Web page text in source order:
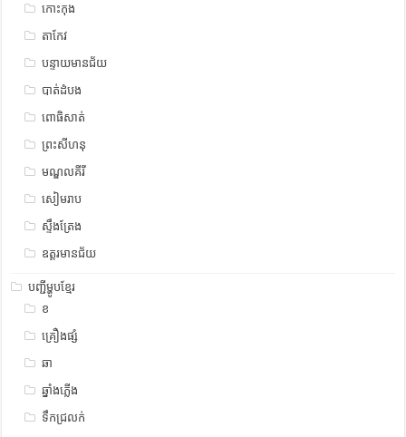
កោះកុង
តាកែវ
បន្ទាយមានជ័យ
បាត់ដំបង
ពោធិសាត់
ព្រះសីហនុ
មណ្ឌលគីរី
សៀមរាប
ស្ទឹង​​ត្រែង
ឧត្ដរមានជ័យ
បញ្ជីម្ហូបខ្មែរ
ខ
គ្រឿងផ្សំ
ឆា
ឆ្នាំងភ្លើង
ទឹកជ្រលក់